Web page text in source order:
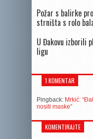
Požar s balirke
strništa s rolo
U Đakovu izborili
ligu
1 KOMENTAR
Pingback: Mrkić:
nositi maske”
KOMENTIRAJTE